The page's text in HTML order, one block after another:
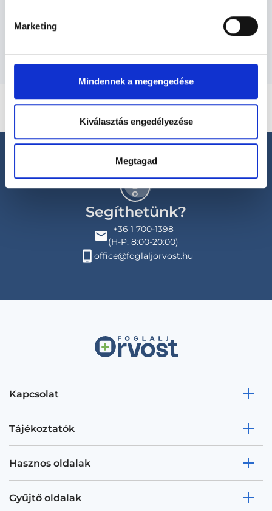
Marketing
Mindennek a megengedése
Kiválasztás engedélyezése
Megtagad
Szolgáltatások
Segíthetünk?
+36 1 700-1398
(H-P: 8:00-20:00)
office@foglaljorvost.hu
Kapcsolat
Tájékoztatók
Hasznos oldalak
Gyűjtő oldalak